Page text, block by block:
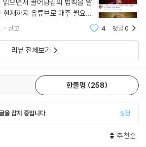
으면서 끌어당김의 법칙을 알
현재까지 유튜브로 매주 월요일
하고 있으며, 필사도 하면서 더
들이 한결같이 피드
신고 4 댓글0
리뷰 전체보기
한줄평 258
을 감지 중입니다. 설정
추천순